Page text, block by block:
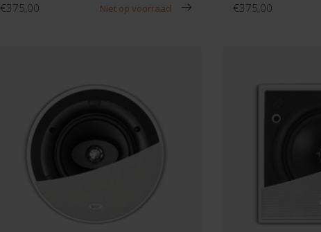
€375,00 Niet op voorraad €375,00